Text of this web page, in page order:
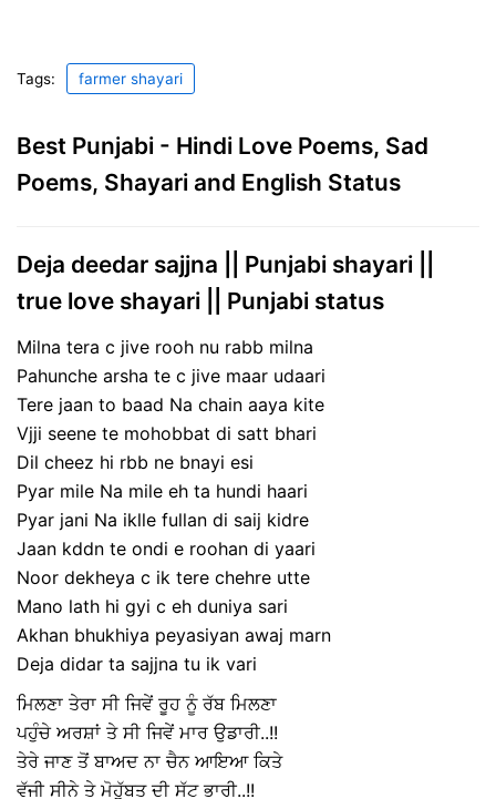
Tags: farmer shayari
Best Punjabi - Hindi Love Poems, Sad
Poems, Shayari and English Status
Deja deedar sajjna || Punjabi shayari ||
true love shayari || Punjabi status
Milna tera c jive rooh nu rabb milna
Pahunche arsha te c jive maar udaari
Tere jaan to baad Na chain aaya kite
Vjji seene te mohobbat di satt bhari
Dil cheez hi rbb ne bnayi esi
Pyar mile Na mile eh ta hundi haari
Pyar jani Na iklle fullan di saij kidre
Jaan kddn te ondi e roohan di yaari
Noor dekheya c ik tere chehre utte
Mano lath hi gyi c eh duniya sari
Akhan bhukhiya peyasiyan awaj marn
Deja didar ta sajjna tu ik vari
ਮਿਲਣਾ ਤੇਰਾ ਸੀ ਜਿਵੇਂ ਰੂਹ ਨੂੰ ਰੱਬ ਮਿਲਣਾ
ਪਹੁੰਚੇ ਅਰਸ਼ਾਂ ਤੇ ਸੀ ਜਿਵੇਂ ਮਾਰ ਉਡਾਰੀ..!!
ਤੇਰੇ ਜਾਣ ਤੋਂ ਬਾਅਦ ਨਾ ਚੈਨ ਆਇਆ ਕਿਤੇ
ਵੱਜੀ ਸੀਨੇ ਤੇ ਮੋਹੁੱਬਤ ਦੀ ਸੱਟ ਭਾਰੀ..!!